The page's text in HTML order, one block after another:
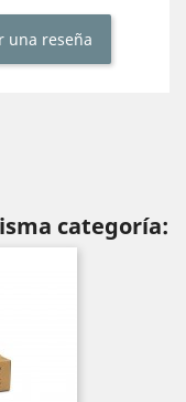
una reseña
categoría: